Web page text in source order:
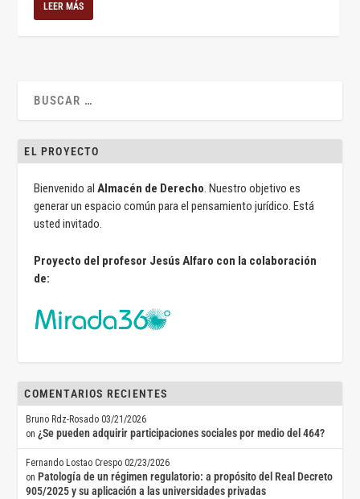
LEER MÁS
EL PROYECTO
Bienvenido alAlmacén de Derecho. Nuestro objetivo es
generar un espacio común para el pensamiento jurídico. Está
usted invitado.
Proyecto del profesor Jesús Alfaro con la colaboración
de:
COMENTARIOS RECIENTES
Bruno Rdz-Rosado 03/21/2026
on¿Se pueden adquirir participaciones sociales por medio del 464?
Fernando Lostao Crespo 02/23/2026
on Patología de un régimen regulatorio: a propósito del Real Decreto
905/2025 y su aplicación a las universidades privadas